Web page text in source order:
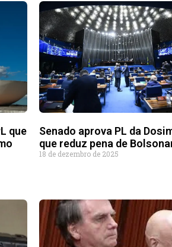
que
Senado aprova PL da
que reduz pena de
18 de dezembro de 2025